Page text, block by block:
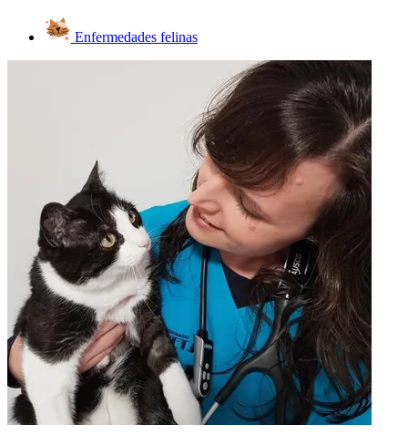
Enfermedades felinas